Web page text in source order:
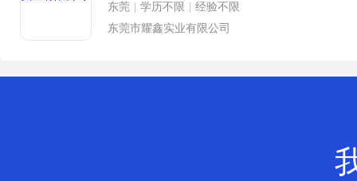
东莞 学历不限
经验不限
东莞市耀鑫实业有限公司